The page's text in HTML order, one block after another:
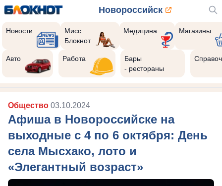
Новороссийск
Новости
Мисс
Блокнот
Медицина Магазины
Авто Работа
Бары
- рестораны
Общество 03.10.2024
Афиша в Новороссийске на
выходные с 4 по 6 октября: День
села Мысхако, лото и
«Элегантный возраст»